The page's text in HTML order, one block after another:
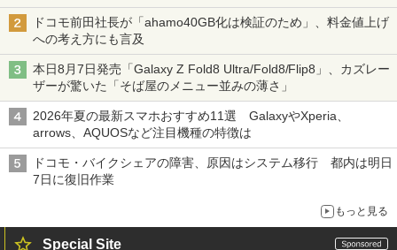
ドコモ前田社長が「ahamo40GB化は検証のため」、料金値上げ
への考え方にも言及
本日8月7日発売「Galaxy Z Fold8 Ultra/Fold8/Flip8」、カズレー
ザーが驚いた「そば屋のメニュー並みの薄さ」
2026年夏の最新スマホおすすめ11選 GalaxyやXperia、
arrows、AQUOSなど注目機種の特徴は
ドコモ・バイクシェアの障害、原因はシステム移行 都内は明日
7日に復旧作業
もっと見る
Special Site